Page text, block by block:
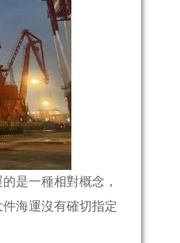
是一種相對概念，
件海運沒有確切指定